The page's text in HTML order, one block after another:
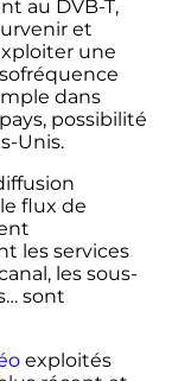
au DVB-T,
et
une
dans
possibilité
Unis.
flux de
les services
les sous-
sont
exploités